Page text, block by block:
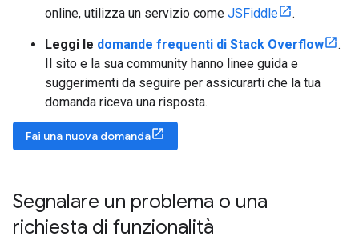
online, utilizza un servizio come JSFiddle .
Leggi le domande frequenti di Stack Overflow
.
Il sito e la sua community hanno linee guida e
suggerimenti da seguire per assicurarti che la tua
domanda riceva una risposta.
Fai una nuova domanda
Segnalare un problema o una
richiesta di funzionalità